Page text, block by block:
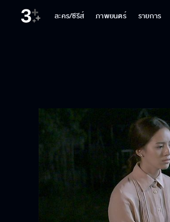
ละคร/ซีรีส์ ภาพยนตร์ รายการ